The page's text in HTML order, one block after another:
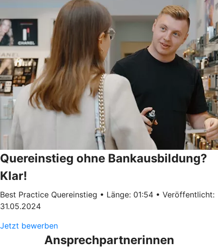
Quereinstieg ohne Bankausbildung?
Klar!
Best Practice Quereinstieg • Länge: 01:54 • Veröffentlicht:
31.05.2024
Jetzt bewerben
Ansprechpartnerinnen